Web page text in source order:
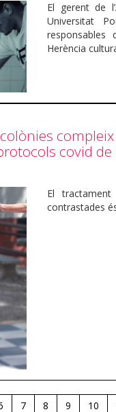
El gerent de
Universitat
responsables
Herència
covid
El
contrastades
7 8 9 10